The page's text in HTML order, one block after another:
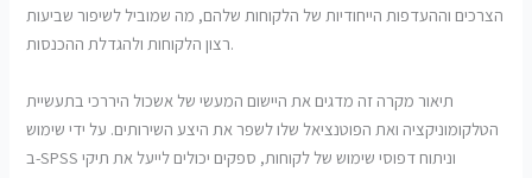
הצרכים וההעדפות הייחודיות של הלקוחות שלהם, מה שמוביל לשיפור שביעות
רצון הלקוחות ולהגדלת ההכנסות.
תיאור מקרה זה מדגים את היישום המעשי של אשכול היררכי בתעשיית
הטלקומוניקציה ואת הפוטנציאל שלו לשפר את היצע השירותים. על ידי שימוש
ב-SPSS וניתוח דפוסי שימוש של לקוחות, ספקים יכולים לייעל את תיקי